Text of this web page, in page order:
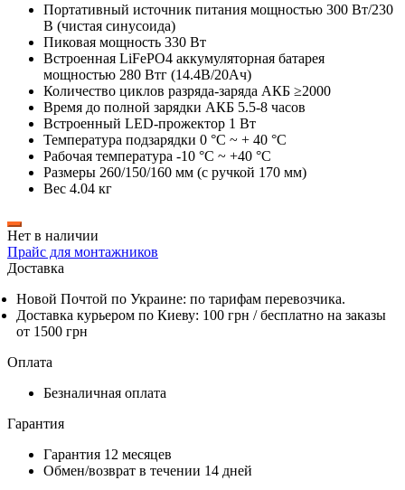
Портативный источник питания мощностью 300 Вт/230
В (чистая синусоида)
Пиковая мощность 330 Вт
Встроенная LiFePO4 аккумуляторная батарея
мощностью 280 Втг (14.4В/20Ач)
Количество циклов разряда-заряда АКБ ≥2000
Время до полной зарядки АКБ 5.5-8 часов
Встроенный LED-прожектор 1 Вт
Температура подзарядки 0 °C ~ + 40 °C
Рабочая температура -10 °C ~ +40 °C
Размеры 260/150/160 мм (с ручкой 170 мм)
Вес 4.04 кг
Нет в наличии
Прайс для монтажников
Доставка
Новой Почтой по Украине: по тарифам перевозчика.
Доставка курьером по Киеву: 100 грн /бесплатно на заказы
от 1500 грн
Оплата
Безналичная оплата
Гарантия
Гарантия 12 месяцев
Обмен/возврат в течении 14 дней